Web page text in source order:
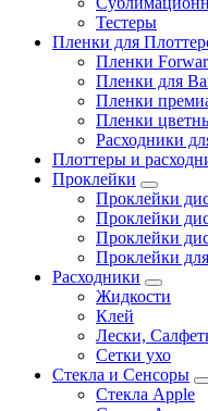
Тестеры
Пленки для
Пленки
Пленки для
Пленки
Пленки
Расходники
Плоттеры и
Проклейки
Проклейки
Проклейки
Проклейки
Проклейки
Расходники
Жидкости
Клей
Лески,
Сетки ухо
Стекла и Сенсоры
Стекла Apple